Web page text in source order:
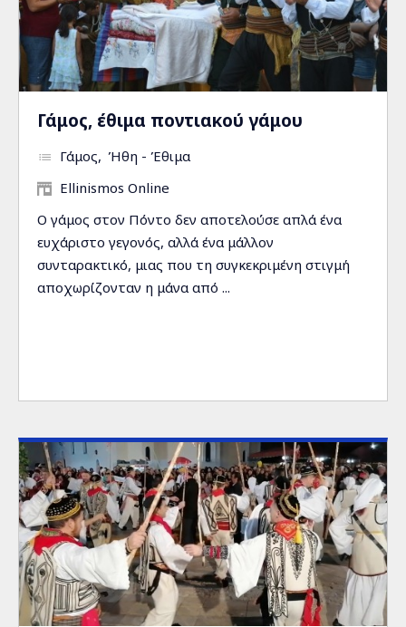
Γάμος, έθιμα ποντιακού γάμου
Γάμος Ήθη - Έθιμα
Ellinismos Online
Ο γάμος στον Πόντο δεν αποτελούσε απλά ένα
ευχάριστο γεγονός, αλλά ένα μάλλον
συνταρακτικό, μιας που τη συγκεκριμένη στιγμή
αποχωρίζονταν η μάνα από ...